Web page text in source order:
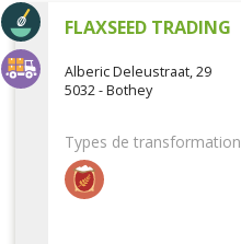
FLAXSEED TRADING
Alberic Deleustraat, 29
5032 - Bothey
Types de transformation